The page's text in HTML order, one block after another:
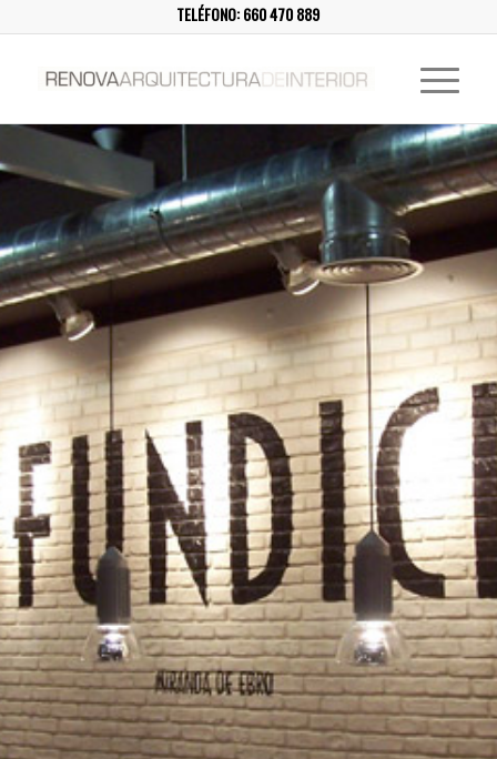
TELÉFONO:660 470 889